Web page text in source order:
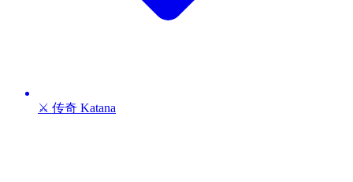
⚔️ 传奇 Katana